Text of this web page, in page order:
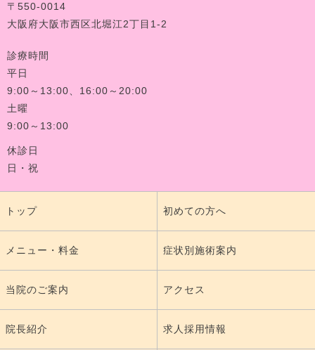
〒550-0014
大阪府大阪市西区北堀江2丁目1-2
診療時間
平日
9:00～13:00、16:00～20:00
土曜
9:00～13:00
休診日
日・祝
トップ 初めての方へ
メニュー・料金 症状別施術案内
当院のご案内 アクセス
院長紹介 求人採用情報